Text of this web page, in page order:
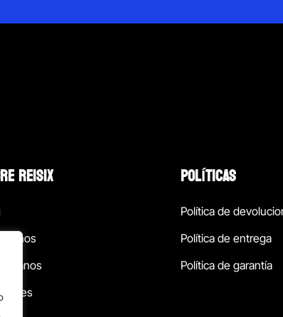
REISIX POLÍTICAS
Política de
Política de entrega
Política de garantía